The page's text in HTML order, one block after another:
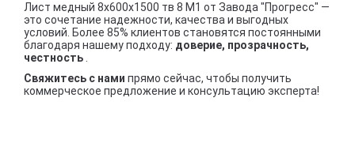
Лист медный 8х600х1500 тв 8 М1 от Завода "Прогресс" —
это сочетание надежности, качества и выгодных
условий. Более 85% клиентов становятся постоянными
благодаря нашему подходу: доверие, прозрачность,
честность
Свяжитесь с нами прямо сейчас, чтобы получить
коммерческое предложение и консультацию эксперта!